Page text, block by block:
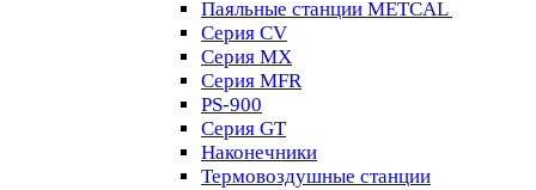
Паяльные станции METCAL
Серия CV
Серия MX
Серия MFR
PS-900
Серия GT
Наконечники
Термовоздушные станции